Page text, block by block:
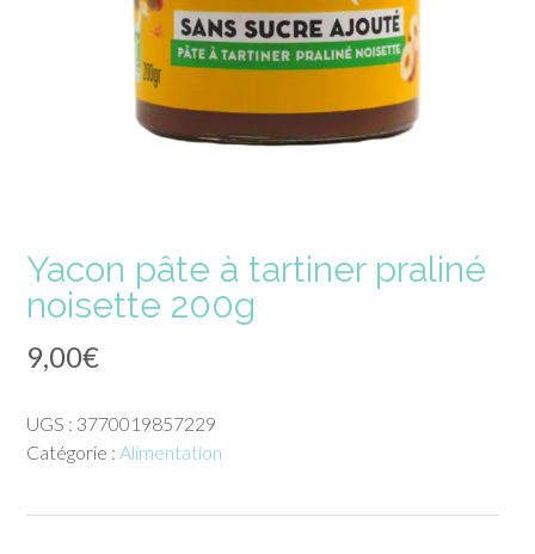
Yacon pâte à tartiner praliné
noisette 200g
9,00€
UGS : 3770019857229
Catégorie : Alimentation